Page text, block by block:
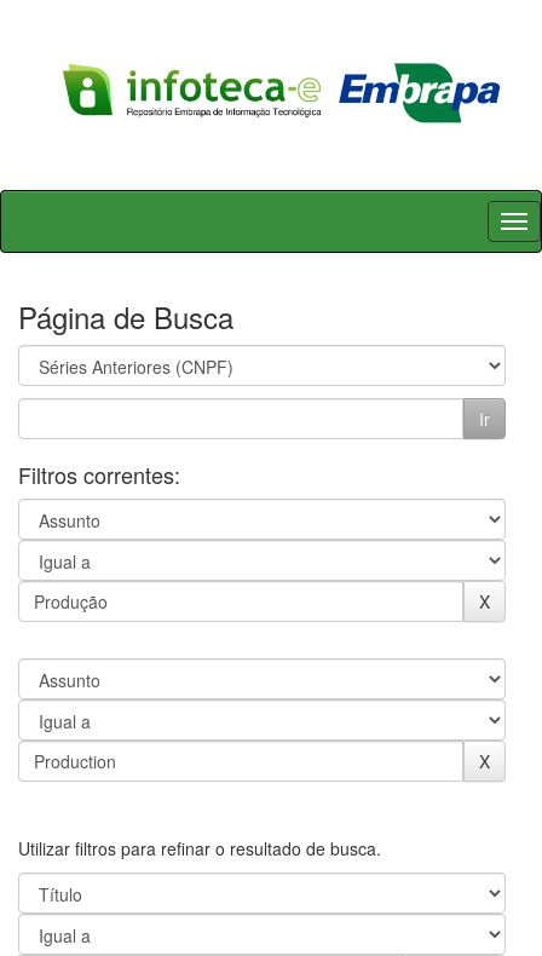
Skip
Página de Busca
Filtros correntes:
Utilizar filtros para refinar o resultado de busca.